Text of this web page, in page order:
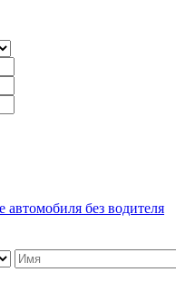
автомобиля без водителя